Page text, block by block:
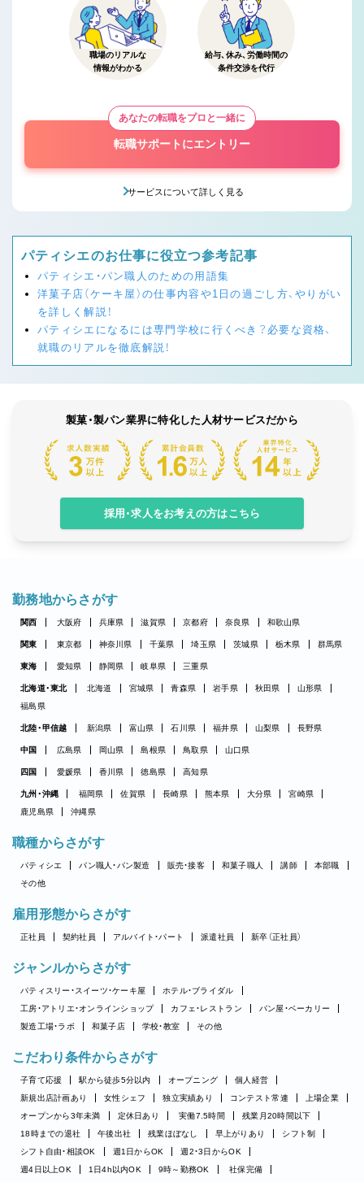
職場のリアルな
情報がわかる
給与、休み、労働時間の
条件交渉を代行
あなたの転職をプロと一緒に
転職サポートにエントリー
サービスについて詳しく見る
パティシエのお仕事に役立つ参考記事
パティシエ・パン職人のための用語集
洋菓子店（ケーキ屋）の仕事内容や1日の過ごし方、やりがい
を詳しく解説！
パティシエになるには専門学校に行くべき？必要な資格、
就職のリアルを徹底解説！
製菓・製パン業界に特化した人材サービスだから
採用・求人をお考えの方はこちら
勤務地からさがす
関西 大阪府 兵庫県 滋賀県 京都府 奈良県 和歌山県
関東 東京都 神奈川県 千葉県 埼玉県 茨城県 栃木県 群馬県
東海 愛知県 静岡県 岐阜県 三重県
北海道・東北 北海道 宮城県 青森県 岩手県 秋田県
山形県
福島県
北陸・甲信越 新潟県 富山県 石川県 福井県 山梨県 長野県
中国 広島県 岡山県 島根県 鳥取県 山口県
四国 愛媛県 香川県 徳島県 高知県
九州・沖縄 福岡県 佐賀県 長崎県 熊本県 大分県
宮崎県
鹿児島県
沖縄県
職種からさがす
パティシエ パン職人・パン製造 販売・接客 和菓子職人 講師
本部職
その他
雇用形態からさがす
正社員 契約社員 アルバイト・パート 派遣社員 新卒（正社員）
ジャンルからさがす
パティスリー・スイーツ・ケーキ屋
ホテル・ブライダル
工房・アトリエ・オンラインショップ
カフェ・レストラン
パン屋・ベーカリー
製造工場・ラボ
和菓子店 学校・教室 その他
こだわり条件からさがす
子育て応援 駅から徒歩5分以内 オープニング
個人経営
新規出店計画あり
女性シェフ 独立実績あり コンテスト常連
上場企業
オープンから3年未満
定休日あり 実働7.5時間
残業月20時間以下
18時までの退社
午後出社 残業ほぼなし 早上がりあり
シフト制
シフト自由・相談OK
週1日からOK
週2・3日からOK
週4日以上OK
1日4h以内OK 9時～勤務OK
社保完備